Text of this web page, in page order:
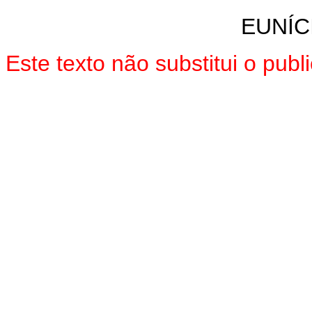
Este texto não substitui o